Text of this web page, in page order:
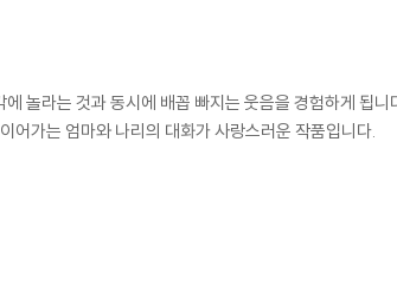
놀라는 것과 동시에 배꼽 빠지는 웃음을 경험하게 됩
어가는 엄마와 나리의 대화가 사랑스러운 작품입니다.